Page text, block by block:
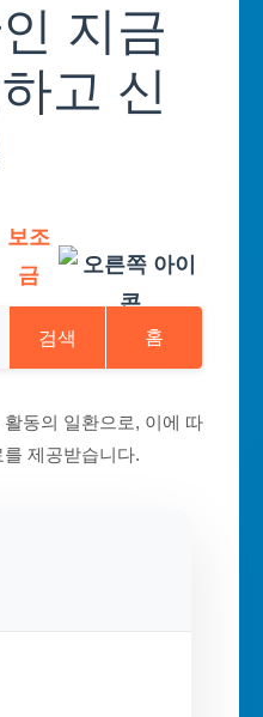
지금
고 신
보조
금
검색 홈
동의 일환으로, 이에 따
제공받습니다.